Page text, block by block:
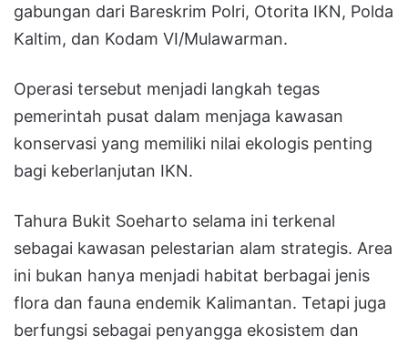
gabungan dari Bareskrim Polri, Otorita IKN, Polda
Kaltim, dan Kodam VI/Mulawarman.
Operasi tersebut menjadi langkah tegas
pemerintah pusat dalam menjaga kawasan
konservasi yang memiliki nilai ekologis penting
bagi keberlanjutan IKN.
Tahura Bukit Soeharto selama ini terkenal
sebagai kawasan pelestarian alam strategis. Area
ini bukan hanya menjadi habitat berbagai jenis
flora dan fauna endemik Kalimantan. Tetapi juga
berfungsi sebagai penyangga ekosistem dan